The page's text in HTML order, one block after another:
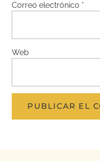
Correo electrónico *
Web